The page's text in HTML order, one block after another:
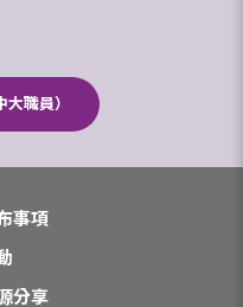
職員）
事項
分享